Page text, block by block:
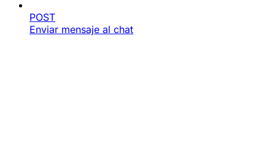
POST
Enviar mensaje al chat